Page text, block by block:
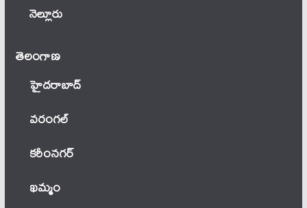
నెల్లూరు
తెలంగాణ‌
హైదరాబాద్
వ‌రంగ‌ల్
కరీంనగర్
ఖ‌మ్మం